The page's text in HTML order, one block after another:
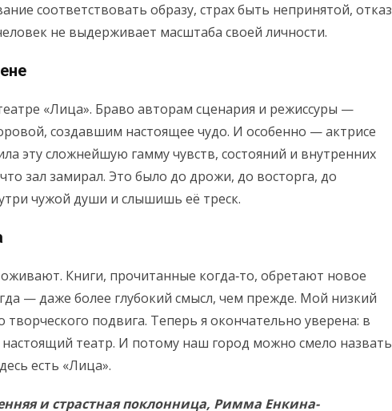
соответствовать образу, страх быть непринятой, отказ
не выдерживает масштаба своей личности.
«Лица». Браво авторам сценария и режиссуры —
создавшим настоящее чудо. И особенно — актрисе
эту сложнейшую гамму чувств, состояний и внутренних
зал замирал. Это было до дрожи, до восторга, до
чужой души и слышишь её треск.
Книги, прочитанные когда‑то, обретают новое
— даже более глубокий смысл, чем прежде. Мой низкий
творческого подвига. Теперь я окончательно уверена: в
театр. И потому наш город можно смело назвать
есть «Лица».
и страстная поклонница, Римма Енкина-